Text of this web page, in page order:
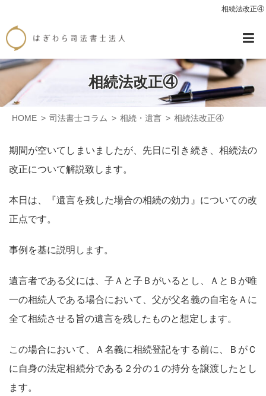
相続法改正④
相続法改正④
HOME 司法書士コラム 相続・遺言 相続法改正④
期間が空いてしまいましたが、先日に引き続き、相続法の
改正について解説致します。
本日は、『遺言を残した場合の相続の効力』についての改
正点です。
事例を基に説明します。
遺言者である父には、子Ａと子Ｂがいるとし、ＡとＢが唯
一の相続人である場合において、父が父名義の自宅をＡに
全て相続させる旨の遺言を残したものと想定します。
この場合において、Ａ名義に相続登記をする前に、ＢがＣ
に自身の法定相続分である２分の１の持分を譲渡したとし
ます。